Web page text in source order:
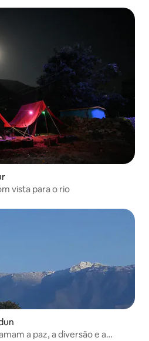
vista para o rio
a paz, a diversão e a